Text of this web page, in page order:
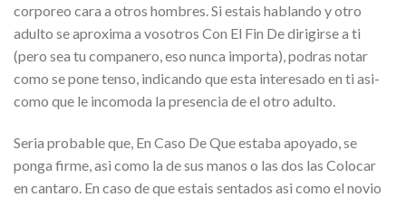
corporeo cara a otros hombres. Si estais hablando y otro
adulto se aproxima a vosotros Con El Fin De dirigirse a ti
(pero sea tu companero, eso nunca importa), podras notar
como se pone tenso, indicando que esta interesado en ti asi­
como que le incomoda la presencia de el otro adulto.
Seri­a probable que, En Caso De Que estaba apoyado, se
ponga firme, asi­ como la de sus manos o las dos las Colocar
en cantaro. En caso de que estais sentados asi­ como el novio